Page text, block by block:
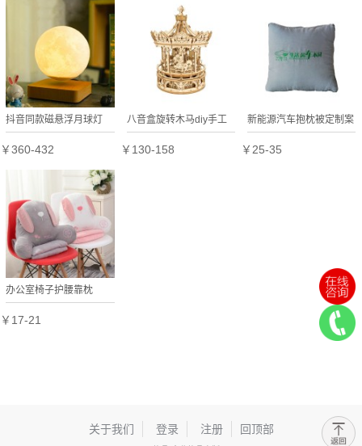
抖音同款磁悬浮月球灯
3D打印台灯送客户礼品
￥360-432
八音盒旋转木马diy手工
礼物定制公司广告礼品
￥130-158
新能源汽车抱枕被定制案
例
￥25-35
办公室椅子护腰靠枕
￥17-21
关于我们 登录 注册 回顶部